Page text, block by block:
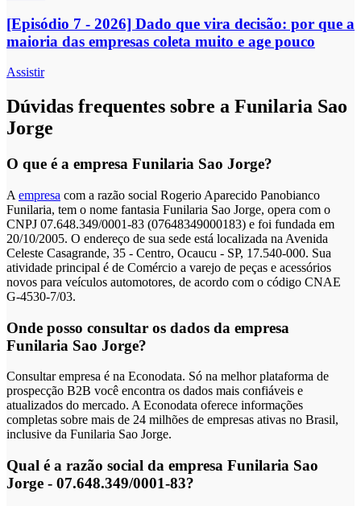
[Episódio 7 - 2026] Dado que vira decisão: por que a
maioria das empresas coleta muito e age pouco
Assistir
Dúvidas frequentes sobre a Funilaria Sao
Jorge
O que é a empresa Funilaria Sao Jorge?
A empresa com a razão social Rogerio Aparecido Panobianco
Funilaria, tem o nome fantasia Funilaria Sao Jorge, opera com o
CNPJ 07.648.349/0001-83 (07648349000183) e foi fundada em
20/10/2005. O endereço de sua sede está localizada na Avenida
Celeste Casagrande, 35 - Centro, Ocaucu - SP, 17.540-000. Sua
atividade principal é de Comércio a varejo de peças e acessórios
novos para veículos automotores, de acordo com o código CNAE
G-4530-7/03.
Onde posso consultar os dados da empresa
Funilaria Sao Jorge?
Consultar empresa é na Econodata. Só na melhor plataforma de
prospecção B2B você encontra os dados mais confiáveis e
atualizados do mercado. A Econodata oferece informações
completas sobre mais de 24 milhões de empresas ativas no Brasil,
inclusive da Funilaria Sao Jorge.
Qual é a razão social da empresa Funilaria Sao
Jorge - 07.648.349/0001-83?